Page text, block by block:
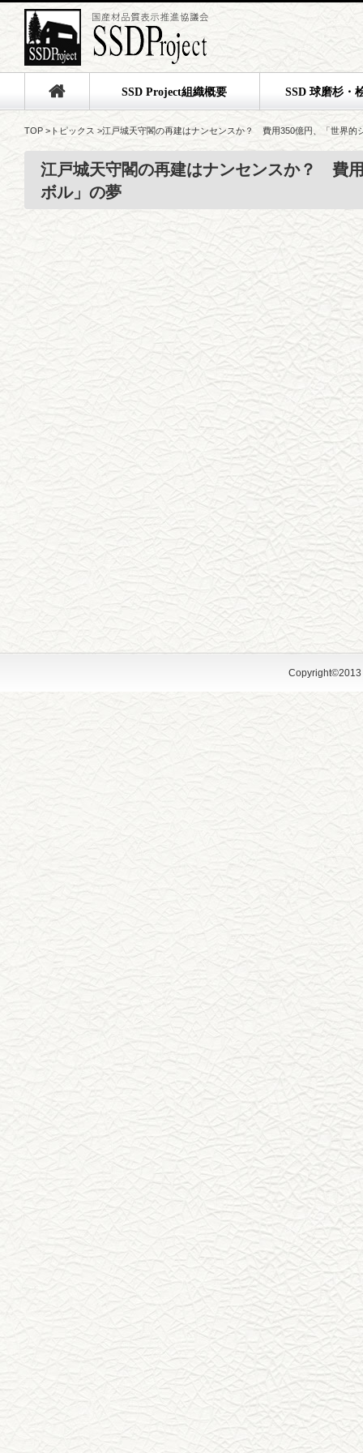
SSD Project組織概要 SSD 球磨杉・
TOP > トピックス >江戸城天守閣の再建はナンセンスか？ 費用350億円、「世界的
江戸城天守閣の再建はナンセンスか？ 費
ボル」の夢
Copyright©2013